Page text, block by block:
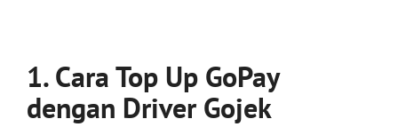
1. Cara Top Up GoPay
dengan Driver Gojek